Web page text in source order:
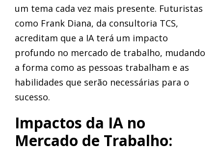
um tema cada vez mais presente. Futuristas
como Frank Diana, da consultoria TCS,
acreditam que a IA terá um impacto
profundo no mercado de trabalho, mudando
a forma como as pessoas trabalham e as
habilidades que serão necessárias para o
sucesso.
Impactos da IA no
Mercado de Trabalho: